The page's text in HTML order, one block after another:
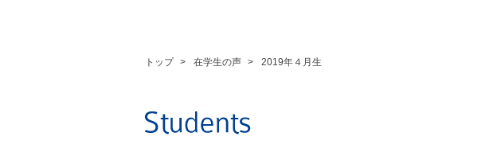
トップ 在学生の声 2019年４月生